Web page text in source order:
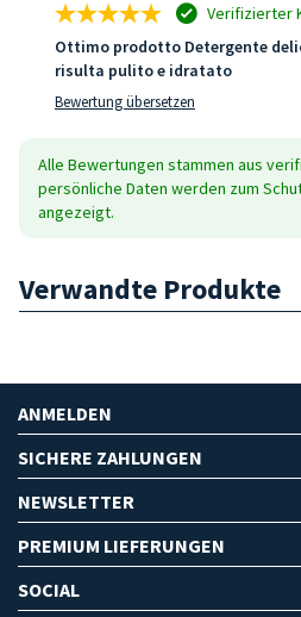
Verifizierter
Ottimo prodotto Detergente
risulta pulito e idratato
Bewertung übersetzen
Alle Bewertungen stammen aus
persönliche Daten werden zum
angezeigt.
Verwandte Produkte
ANMELDEN
SICHERE ZAHLUNGEN
NEWSLETTER
PREMIUM LIEFERUNGEN
SOCIAL